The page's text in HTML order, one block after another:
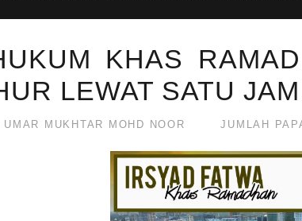
KHAS
LEWAT SATU
UMAR MUKHTAR MOHD NOOR JUMLAH